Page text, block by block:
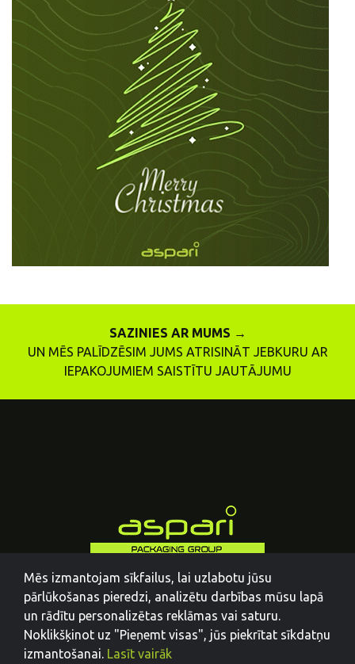
SAZINIES AR MUMS →
UN MĒS PALĪDZĒSIM JUMS ATRISINĀT JEBKURU AR
IEPAKOJUMIEM SAISTĪTU JAUTĀJUMU
Mēs izmantojam sīkfailus, lai uzlabotu jūsu
pārlūkošanas pieredzi, analizētu darbības mūsu lapā
un rādītu personalizētas reklāmas vai saturu.
Noklikšķinot uz "Pieņemt visas", jūs piekrītat sīkdatņu
izmantošanai. Lasīt vairāk